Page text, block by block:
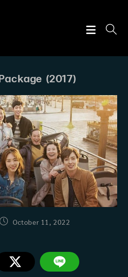
(2017)
PostOctober 11, 2022